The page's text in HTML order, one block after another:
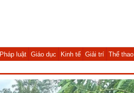
Pháp luật Giáo dục Kinh tế Giải trí Thể thao